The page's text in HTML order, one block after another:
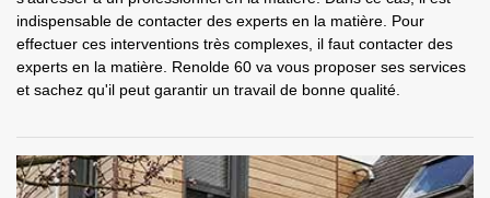
indispensable de contacter des experts en la matière. Pour
effectuer ces interventions très complexes, il faut contacter des
experts en la matière. Renolde 60 va vous proposer ses services
et sachez qu'il peut garantir un travail de bonne qualité.